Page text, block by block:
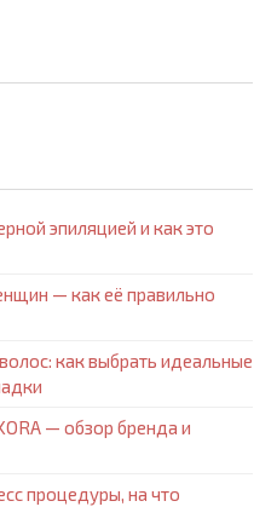
эпиляцией и как это
— как её правильно
как выбрать идеальные
— обзор бренда и
процедуры, на что